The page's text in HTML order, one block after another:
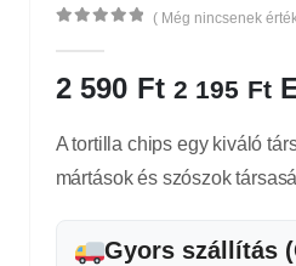
( Még nincsenek
2 590 Ft 2 195 Ft
A tortilla chips egy kiváló
mártások és szószok
Gyors szállítás